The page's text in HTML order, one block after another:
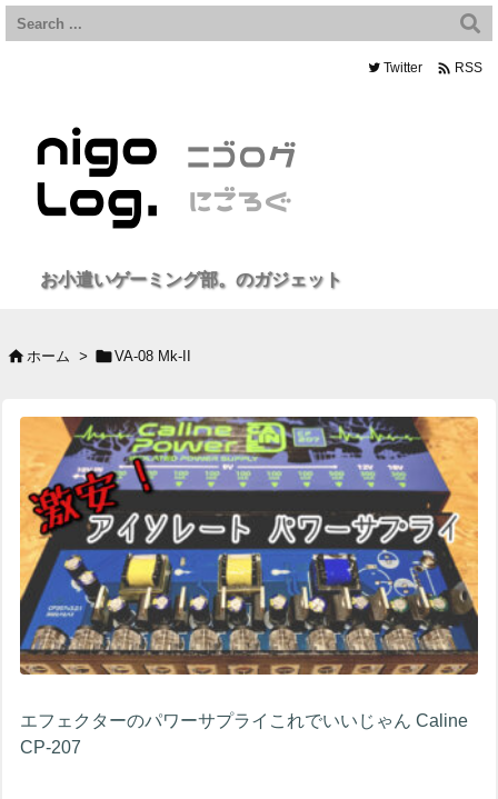
Twitter  RSS
お小遣いゲーミング部。のガジェット
 ホーム > VA-08 Mk-II
エフェクターのパワーサプライこれでいいじゃん Caline
CP-207